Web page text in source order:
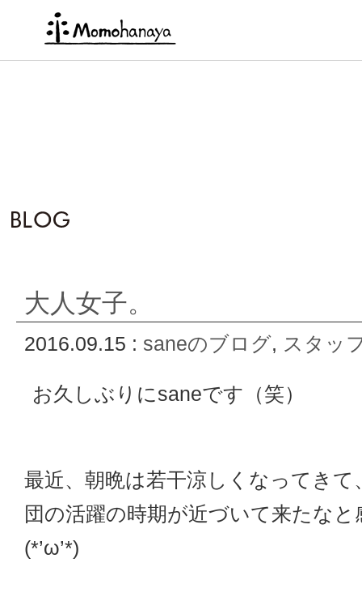
大人女子。
2016.09.15 : saneのブログ, スタッ
お久しぶりにsaneです（笑）
最近、朝晩は若干涼しくなってきて
団の活躍の時期が近づいて来たな
(*’ω’*)